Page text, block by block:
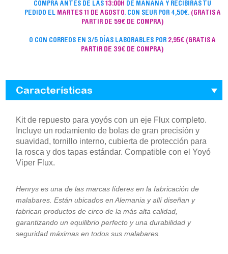
COMPRA ANTES DE LAS13:00H DE MAÑANA Y RECIBIRÁS TU
PEDIDO EL MARTES 11 DE AGOSTO. CON SEUR POR 4,50€. (GRATIS A
PARTIR DE 59€ DE COMPRA)
O CON CORREOS EN 3/5 DÍAS LABORABLES POR 2,95€ (GRATIS A
PARTIR DE 39€ DE COMPRA)
Características
Kit de repuesto para yoyós con un eje Flux completo.
Incluye un rodamiento de bolas de gran precisión y
suavidad, tornillo interno, cubierta de protección para
la rosca y dos tapas estándar. Compatible con el Yoyó
Viper Flux.
Henrys es una de las marcas líderes en la fabricación de
malabares. Están ubicados en Alemania y allí diseñan y
fabrican productos de circo de la más alta calidad,
garantizando un equilibrio perfecto y una durabilidad y
seguridad máximas en todos sus malabares.